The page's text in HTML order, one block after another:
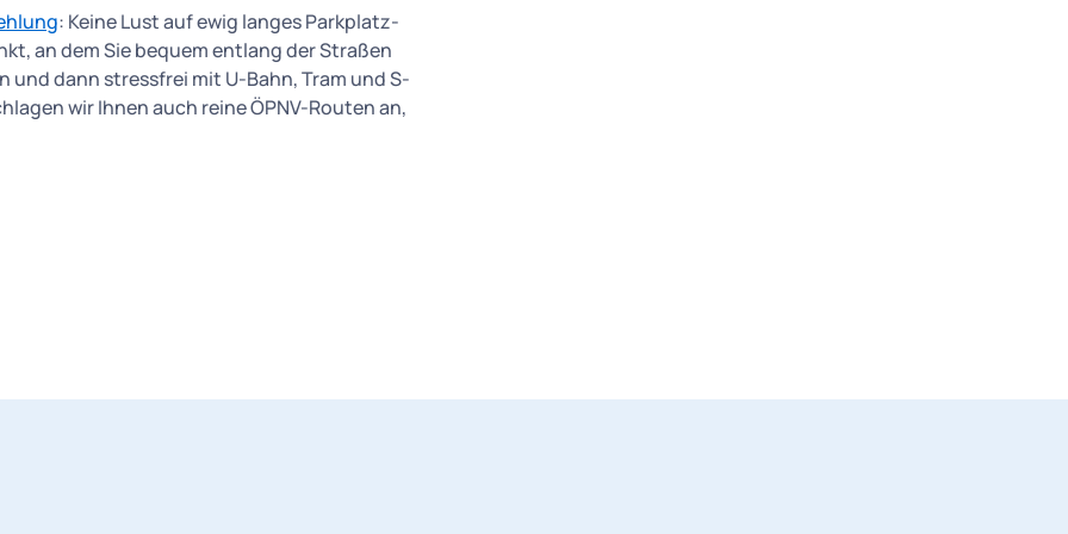
: Keine Lust auf ewig langes Parkplatz-
an dem Sie bequem entlang der Straßen
und dann stressfrei mit U-Bahn, Tram und S-
wir Ihnen auch reine ÖPNV-Routen an,